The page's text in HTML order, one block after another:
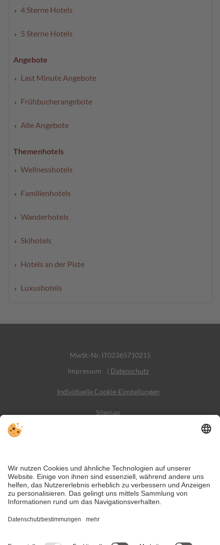
4 Sterne Hotels
5 Sterne Hotels
Angebote
Last Minute Angebote
Frühbucherangebote
Alle Angebote
Themenhotels
Wellnesshotels
Familienhotels
Wanderhotels
Skihotels
Hotels an der Piste
Luxushotels
MwSt.-Nr. IT02365710215
Impressum
| Datenschutz
Individuelle Cookie-Einstellungen
Sitemap
Trotz genauer Arbeit und ständigem Aktualisieren der Inhalte, können
Fehler auftreten. Wir übernehmen keine Gewähr für die Richtigkeit und